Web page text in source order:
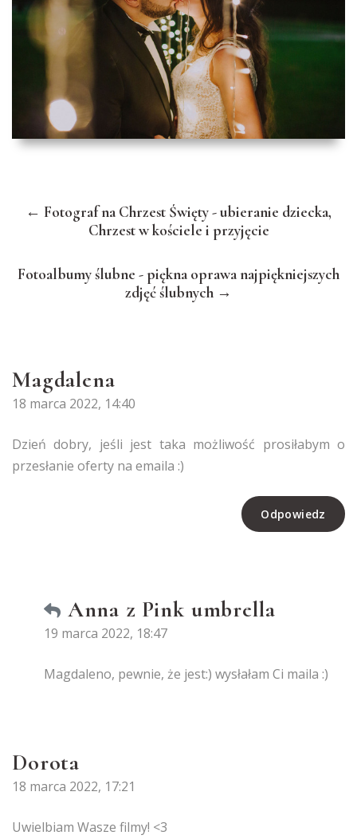
← Fotograf na Chrzest Święty - ubieranie dziecka,
Chrzest w kościele i przyjęcie
Fotoalbumy ślubne - piękna oprawa najpiękniejszych
zdjęć ślubnych →
Magdalena
18 marca 2022, 14:40
Dzień dobry, jeśli jest taka możliwość prosiłabym o
przesłanie oferty na emaila :)
Odpowiedz
Anna z Pink umbrella
19 marca 2022, 18:47
Magdaleno, pewnie, że jest:) wysłałam Ci maila :)
Dorota
18 marca 2022, 17:21
Uwielbiam Wasze filmy! <3